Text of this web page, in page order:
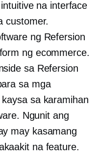
na interface
customer.
ng Refersion
ng ecommerce.
sa Refersion
sa mga
sa karamihan
Ngunit ang
may kasamang
na feature.